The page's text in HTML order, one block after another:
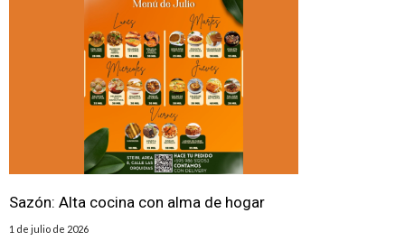
Sazón: Alta cocina con alma de hogar
1 de julio de 2026